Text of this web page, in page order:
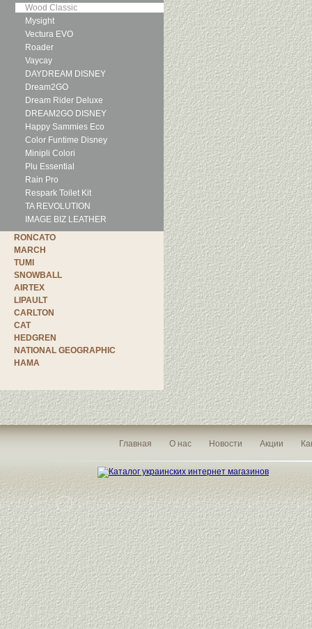
Wood Classic
Mysight
Vectura EVO
Roader
Vaycay
DAYDREAM DISNEY
Dream2GO
Dream Rider Deluxe
DREAM2GO DISNEY
Happy Sammies Eco
Color Funtime Disney
Minipli Colori
Plu Essential
Rain Pro
Respark Toilet Kit
TA REVOLUTION
IMAGE BIZ LEATHER
RONCATO
MARCH
TUMI
SNOWBALL
AIRTEX
LIPAULT
CARLTON
CAT
HEDGREN
NATIONAL GEOGRAPHIC
HAMA
Главная О нас Новости Акции